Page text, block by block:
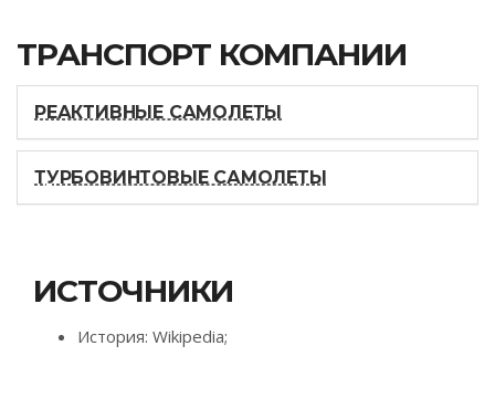
ТРАНСПОРТ КОМПАНИИ
РЕАКТИВНЫЕ САМОЛЕТЫ
ТУРБОВИНТОВЫЕ САМОЛЕТЫ
ИСТОЧНИКИ
История: Wikipedia;